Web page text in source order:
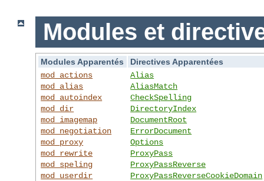
Modules et
Modules Apparentés
Directives Apparentées
mod_actions
mod_alias
mod_autoindex
mod_dir
mod_imagemap
mod_negotiation
mod_proxy
mod_rewrite
mod_speling
mod_userdir
Alias
AliasMatch
CheckSpelling
DirectoryIndex
DocumentRoot
ErrorDocument
Options
ProxyPass
ProxyPassReverse
ProxyPassReverseCookieDomain